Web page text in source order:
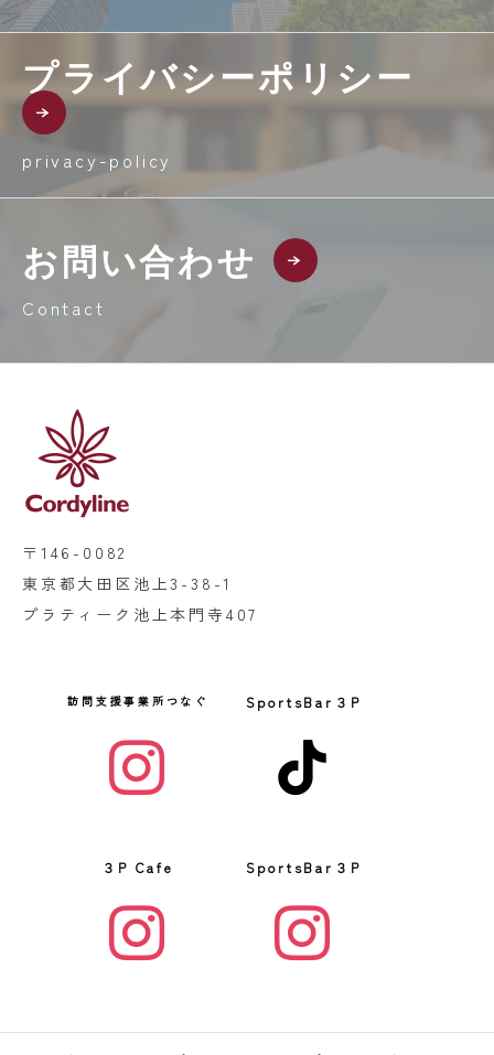
プライバシーポリシー
privacy-policy
お問い合わせ
Contact
〒146-0082
東京都大田区池上3-38-1
プラティーク池上本門寺407